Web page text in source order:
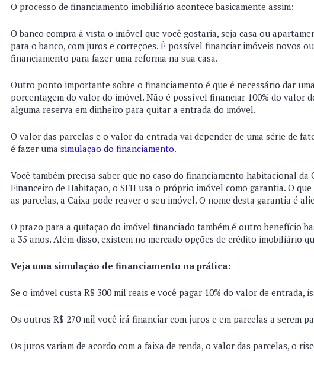
O processo de financiamento imobiliário acontece basicamente assim:
O banco compra à vista o imóvel que você gostaria, seja casa ou
para o banco, com juros e correções. É possível financiar imóveis novos
financiamento para fazer uma reforma na sua casa.
Outro ponto importante sobre o financiamento é que é necessário dar
porcentagem do valor do imóvel. Não é possível financiar 100% do valor
alguma reserva em dinheiro para quitar a entrada do imóvel.
O valor das parcelas e o valor da entrada vai depender de uma série de
é fazer uma simulação do financiamento.
Você também precisa saber que no caso do financiamento habitacional da
Financeiro de Habitação, o SFH usa o próprio imóvel como garantia. O
as parcelas, a Caixa pode reaver o seu imóvel. O nome desta garantia é
O prazo para a quitação do imóvel financiado também é outro benefício
a 35 anos. Além disso, existem no mercado opções de crédito imobiliário
Veja uma simulação de financiamento na prática:
Se o imóvel custa R$ 300 mil reais e você pagar 10% do valor de entrada,
Os outros R$ 270 mil você irá financiar com juros e em parcelas a serem
Os juros variam de acordo com a faixa de renda, o valor das parcelas, o